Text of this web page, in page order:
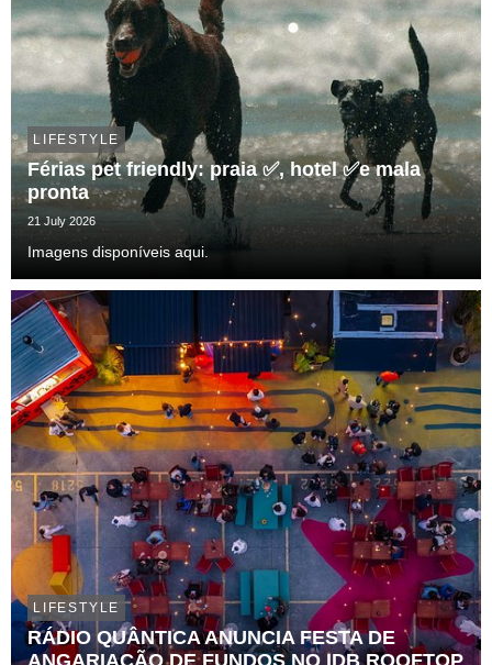
LIFESTYLE
Férias pet friendly: praia ✅, hotel ✅e mala
pronta
21 July 2026
Imagens disponíveis aqui.
LIFESTYLE
RÁDIO QUÂNTICA ANUNCIA FESTA DE
ANGARIAÇÃO DE FUNDOS NO IDB ROOFTOP